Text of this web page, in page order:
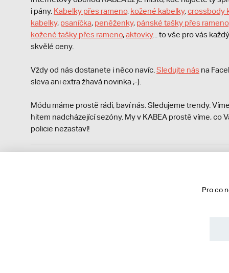
i pány. Kabelky přes rameno, kožené kabelky,crossbody
kabelky, psaníčka, peněženky, pánské tašky přes rameno
kožené tašky přes rameno,aktovky... to vše pro vás
skvělé ceny.
Vždy od nás dostanete i něco navíc. Sledujte nás na
sleva ani extra žhavá novinka ;-).
Módu máme prostě rádi, baví nás. Sledujeme trendy.
hitem nadcházející sezóny. My v KABEA prostě víme, co
policie nezastaví!
Pro co